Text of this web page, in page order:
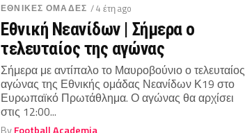
ΕΘΝΙΚΕΣ ΟΜΑΔΕΣ / 4 έτη ago
Εθνική Νεανίδων | Σήμερα ο
τελευταίος της αγώνας
Σήμερα με αντίπαλο το Μαυροβούνιο ο τελευταίος
αγώνας της Εθνικής ομάδας Νεανίδων Κ19 στο
Ευρωπαϊκό Πρωτάθλημα. Ο αγώνας θα αρχίσει
στις 12:00...